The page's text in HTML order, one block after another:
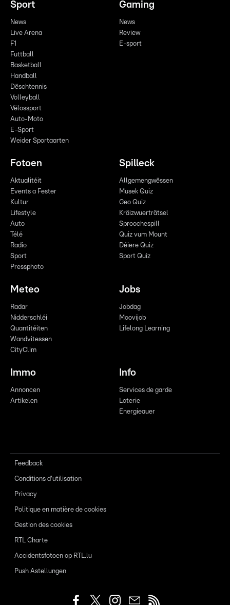
Sport
News
Live Arena
F1
Futtball
Basketball
Handball
Dëschtennis
Volleyball
Vëlossport
Auto-Moto
E-Sport
Weider Sportaarten
Gaming
News
Review
E-sport
Fotoen
Aktualitéit
Events a Fester
Kultur
Lifestyle
Auto
Télé
Radio
Sport
Pressphoto
Spilleck
Allgemengwëssen
Musek Quiz
Geo Quiz
Kräizwuerträtsel
Sproochespill
Quiz vum Mount
Déiere Quiz
Sport Quiz
Meteo
Radar
Nidderschléi
Quantitéiten
Wandvitessen
CityClim
Jobs
Jobdag
Moovijob
Lifelong Learning
Immo
Annoncen
Artikelen
Info
Services de garde
Loterie
Energieauer
Feedback
Conditions d'utilisation
Privacy
Politique en matière de cookies
Gestion des cookies
RTL Charte
Accidentsfotoen op RTL.lu
Push Astellungen